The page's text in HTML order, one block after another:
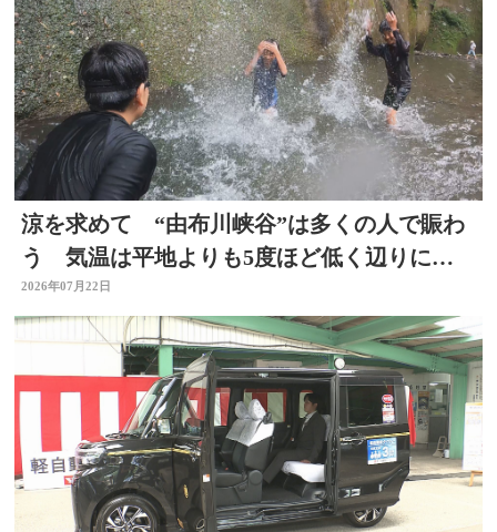
涼を求めて “由布川峡谷”は多くの人で賑わ
う 気温は平地よりも5度ほど低く辺りには
涼しい風も 大分
2026年07月22日